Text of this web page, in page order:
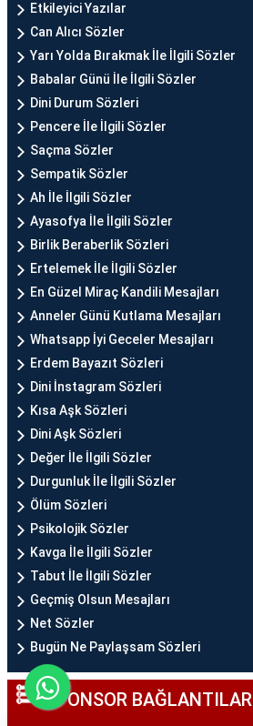
Etkileyici Yazılar
Can Alıcı Sözler
Yarı Yolda Bırakmak İle İlgili Sözler
Babalar Günü İle İlgili Sözler
Dini Durum Sözleri
Pencere İle İlgili Sözler
Saçma Sözler
Sempatik Sözler
Ah İle İlgili Sözler
Ayasofya İle İlgili Sözler
Birlik Beraberlik Sözleri
Ertelemek İle İlgili Sözler
En Güzel Miraç Kandili Mesajları
Anneler Günü Kutlama Mesajları
Whatsapp İyi Geceler Mesajları
Erdem Bayazıt Sözleri
Dini İnstagram Sözleri
Kısa Aşk Sözleri
Dini Aşk Sözleri
Değer İle İlgili Sözler
Durgunluk İle İlgili Sözler
Ölüm Sözleri
Psikolojik Sözler
Kavga İle İlgili Sözler
Tabut İle İlgili Sözler
Geçmiş Olsun Mesajları
Net Sözler
Bugün Ne Paylaşsam Sözleri
SPONSOR BAĞLANTILAR